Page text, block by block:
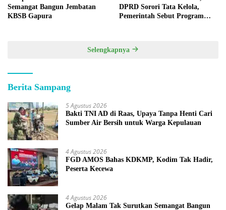
Semangat Bangun Jembatan
KBSB Gapura
DPRD Sorori Tata Kelola,
Pemerintah Sebut Program
Selengkapnya
Berita Sampang
5 Agustus 2026
Bakti TNI AD di Raas, Upaya Tanpa Henti Cari
Sumber Air Bersih untuk Warga Kepulauan
4 Agustus 2026
FGD AMOS Bahas KDKMP, Kodim Tak Hadir,
Peserta Kecewa
4 Agustus 2026
Gelap Malam Tak Surutkan Semangat Bangun